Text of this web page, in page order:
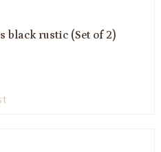
black rustic (Set of 2)